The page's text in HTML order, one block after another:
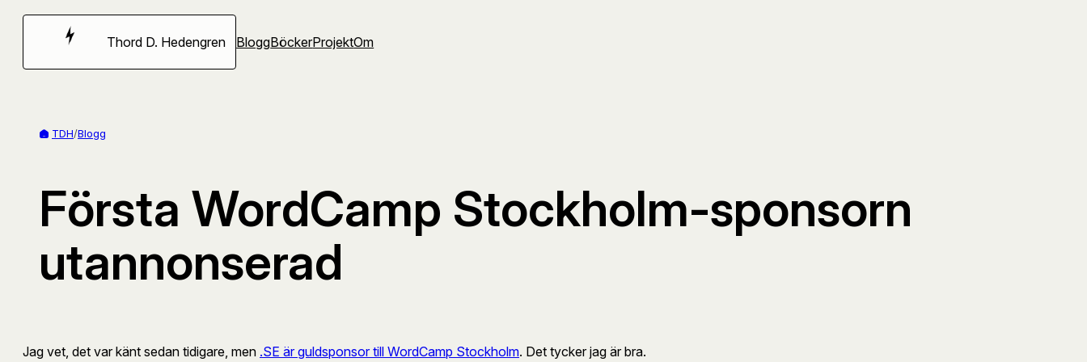
Hoppa
Thord D. Hedengren BloggBöckerProjektOm
TDH/Blogg
Första WordCamp Stockholm-sponsorn
utannonserad
Jag vet, det var känt sedan tidigare, men .SE är guldsponsor till WordCamp Stockholm. Det tycker jag är bra.